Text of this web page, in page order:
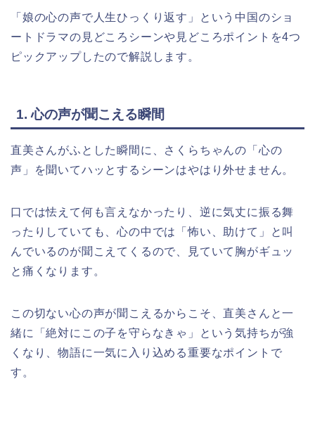
「娘の心の声で人生ひっくり返す」という中国のショ
ートドラマの見どころシーンや見どころポイントを4つ
ピックアップしたので解説します。
1. 心の声が聞こえる瞬間
直美さんがふとした瞬間に、さくらちゃんの「心の
声」を聞いてハッとするシーンはやはり外せません。
口では怯えて何も言えなかったり、逆に気丈に振る舞
ったりしていても、心の中では「怖い、助けて」と叫
んでいるのが聞こえてくるので、見ていて胸がギュッ
と痛くなります。
この切ない心の声が聞こえるからこそ、直美さんと一
緒に「絶対にこの子を守らなきゃ」という気持ちが強
くなり、物語に一気に入り込める重要なポイントで
す。